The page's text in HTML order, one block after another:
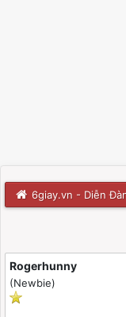
6giay.vn - Diễn
Rogerhunny
(Newbie)